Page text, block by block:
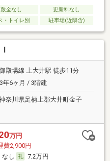
敷金なし
更新料なし
・トイレ別 駐車場(近隣含)
殿場線 上大井駅 徒歩11分
年6ヶ月 / 3階建
奈川県足柄上郡大井町金子
万円
費2,900円
なし
7.2万円